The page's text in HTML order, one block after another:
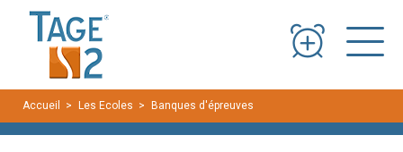
Accueil Les Ecoles Banques d'épreuves
Panneau de gestion des cookies